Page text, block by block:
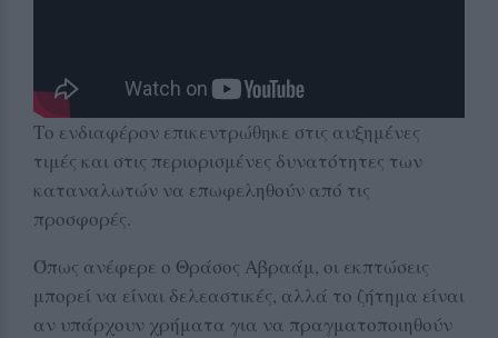
Το ενδιαφέρον επικεντρώθηκε στις αυξημένες
τιμές και στις περιορισμένες δυνατότητες των
καταναλωτών να επωφεληθούν από τις
προσφορές.
Όπως ανέφερε ο Θράσος Αβραάμ, οι εκπτώσεις
μπορεί να είναι δελεαστικές, αλλά το ζήτημα είναι
αν υπάρχουν χρήματα για να πραγματοποιηθούν